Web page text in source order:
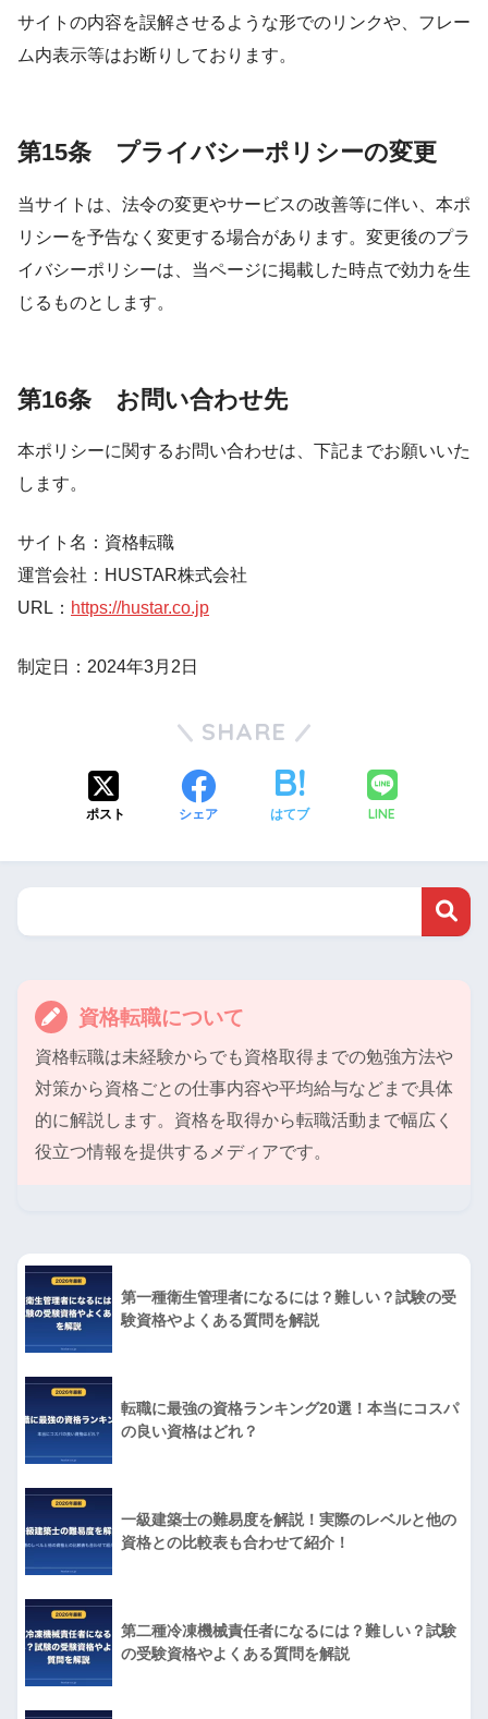
サイトの内容を誤解させるような形でのリンクや、フレー
ム内表示等はお断りしております。
第15条 プライバシーポリシーの変更
当サイトは、法令の変更やサービスの改善等に伴い、本ポ
リシーを予告なく変更する場合があります。変更後のプラ
イバシーポリシーは、当ページに掲載した時点で効力を生
じるものとします。
第16条 お問い合わせ先
本ポリシーに関するお問い合わせは、下記までお願いいた
します。
サイト名：資格転職
運営会社：HUSTAR株式会社
URL： https://hustar.co.jp
制定日：2024年3月2日
SHARE
ポスト シェア はてブ LINE
資格転職について
資格転職は未経験からでも資格取得までの勉強方法や
対策から資格ごとの仕事内容や平均給与などまで具体
的に解説します。資格を取得から転職活動まで幅広く
役立つ情報を提供するメディアです。
第一種衛生管理者になるには？難しい？試験の受
験資格やよくある質問を解説
転職に最強の資格ランキング20選！本当にコスパ
の良い資格はどれ？
一級建築士の難易度を解説！実際のレベルと他の
資格との比較表も合わせて紹介！
第二種冷凍機械責任者になるには？難しい？試験
の受験資格やよくある質問を解説